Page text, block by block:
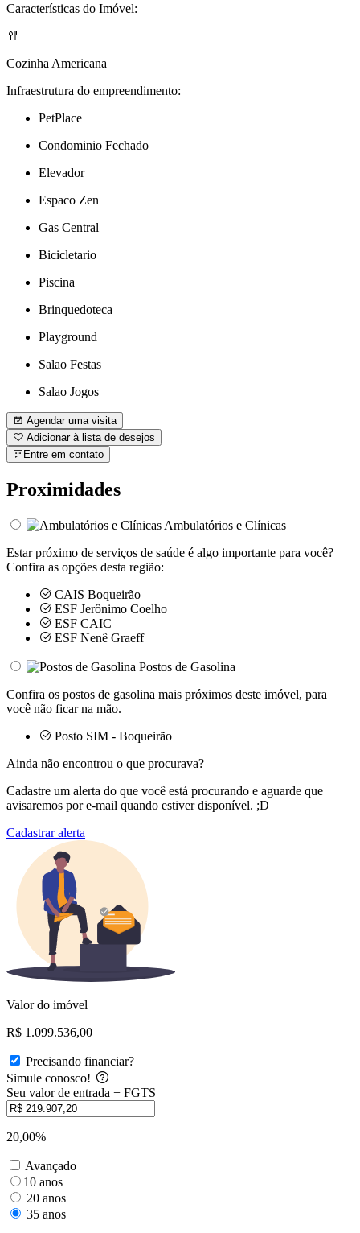
Características do Imóvel:
Cozinha Americana
Infraestrutura do empreendimento:
PetPlace
Condominio Fechado
Elevador
Espaco Zen
Gas Central
Bicicletario
Piscina
Brinquedoteca
Playground
Salao Festas
Salao Jogos
Agendar uma visita
Adicionar à lista de desejos
Entre em contato
Proximidades
Ambulatórios e Clínicas
Estar próximo de serviços de saúde é algo importante para você?
Confira as opções desta região:
CAIS Boqueirão
ESF Jerônimo Coelho
ESF CAIC
ESF Nenê Graeff
Postos de Gasolina
Confira os postos de gasolina mais próximos deste imóvel, para
você não ficar na mão.
Posto SIM - Boqueirão
Ainda não encontrou o que procurava?
Cadastre um alerta do que você está procurando e aguarde que
avisaremos por e-mail quando estiver disponível. ;D
Cadastrar alerta
Valor do imóvel
R$ 1.099.536,00
Precisando financiar?
Simule conosco!
Seu valor de entrada + FGTS
20,00%
Avançado
10 anos
20 anos
35 anos